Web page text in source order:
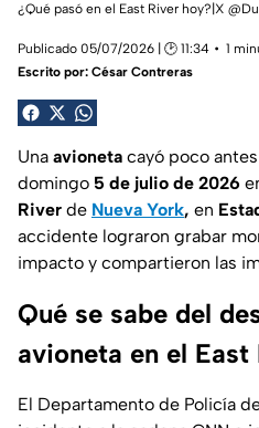
¿Qué pasó en el East River hoy?|X
Publicado 05/07/2026 | 🕑 11:34
1
Escrito por: César Contreras
Una avioneta cayó poco
domingo 5 de julio de 2026
River de Nueva York, en
accidente lograron grabar
impacto y compartieron las
Qué se sabe del
avioneta en el East
El Departamento de Policía